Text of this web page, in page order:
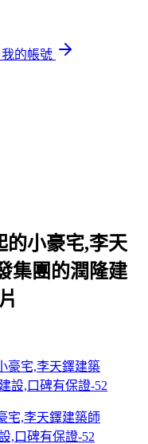
我的帳號
的小豪宅,李天
集團的潤隆建
宅,李天鐸建築師
,口碑有保證-52